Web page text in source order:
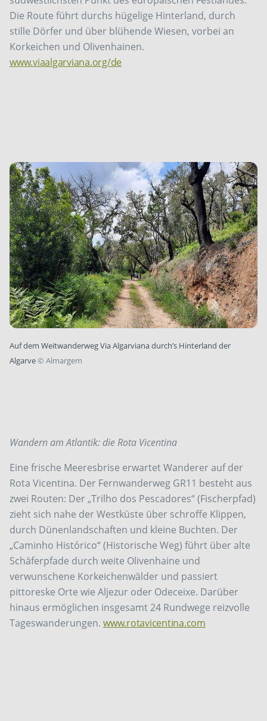
Die Route führt durchs hügelige Hinterland, durch
stille Dörfer und über blühende Wiesen, vorbei an
Korkeichen und Olivenhainen.
www.viaalgarviana.org/de
Auf dem Weitwanderweg Via Algarviana durch’s Hinterland der
Algarve© Almargem
Wandern am Atlantik: die Rota Vicentina
Eine frische Meeresbrise erwartet Wanderer auf der
Rota Vicentina. Der Fernwanderweg GR11 besteht aus
zwei Routen: Der „Trilho dos Pescadores“ (Fischerpfad)
zieht sich nahe der Westküste über schroffe Klippen,
durch Dünenlandschaften und kleine Buchten. Der
„Caminho Histórico“ (Historische Weg) führt über alte
Schäferpfade durch weite Olivenhaine und
verwunschene Korkeichenwälder und passiert
pittoreske Orte wie Aljezur oder Odeceixe. Darüber
hinaus ermöglichen insgesamt 24 Rundwege reizvolle
Tageswanderungen. www.rotavicentina.com